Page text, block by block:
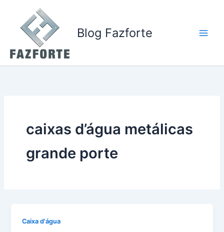
conteúdo
Blog Fazforte
caixas d’água metálicas
grande porte
Caixa d'água